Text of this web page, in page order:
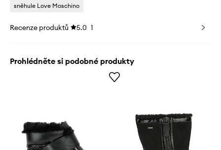
sněhule Love Moschino
Recenze produktů 5.0 1
Prohlédněte si podobné produkty